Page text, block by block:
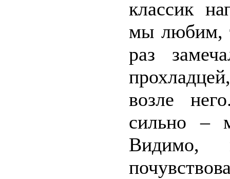
классик
мы любим,
раз
возле
сильно –
Видимо,